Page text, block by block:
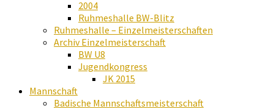
2004
Ruhmeshalle BW-Blitz
Ruhmeshalle – Einzelmeisterschaften
Archiv Einzelmeisterschaft
BW U8
Jugendkongress
JK 2015
Mannschaft
Badische Mannschaftsmeisterschaft